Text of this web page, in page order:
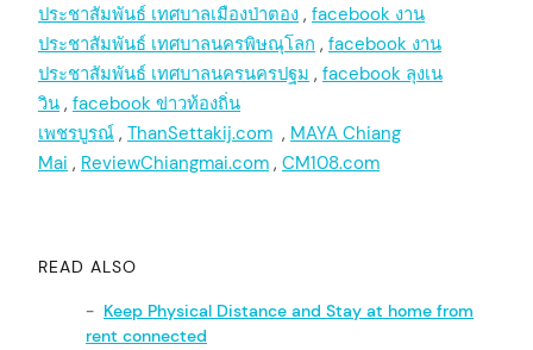
ประชาสัมพันธ์ เทศบาลเมืองป่าตอง , facebook งาน
ประชาสัมพันธ์ เทศบาลนครพิษณุโลก , facebook งาน
ประชาสัมพันธ์ เทศบาลนครนครปฐม , facebook ลุงเน
วิน , facebook ข่าวท้องถิ่น
เพชรบูรณ์ , ThanSettakij.com , MAYA Chiang
Mai , ReviewChiangmai.com , CM108.com
READ ALSO
Keep Physical Distance and Stay at home from
rent connected